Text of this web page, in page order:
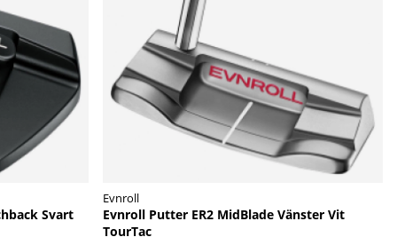
Svart
Evnroll
Evnroll Putter ER2 MidBlade Vänster Vit
TourTac